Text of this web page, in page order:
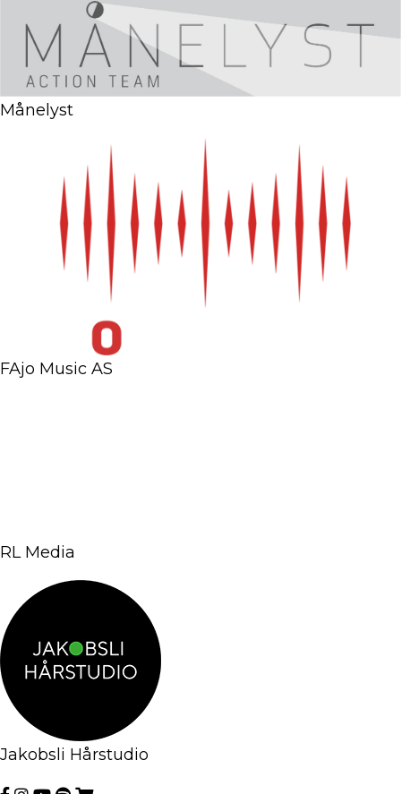
Månelyst
FAjo Music AS
RL Media
Jakobsli Hårstudio